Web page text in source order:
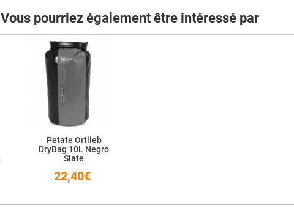
Vous pourriez également être intéressé par
Petate Ortlieb
DryBag 10L Negro
Slate
22,40€